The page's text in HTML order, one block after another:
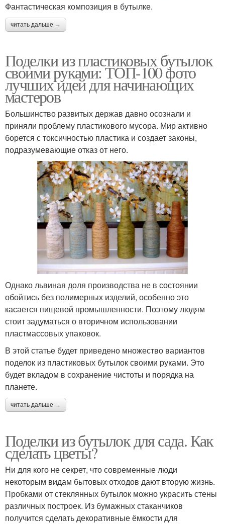
Фантастическая композиция в бутылке.
читать дальше →
Поделки из пластиковых бутылок
своими руками: ТОП-100 фото
лучших идей для начинающих
мастеров
Большинство развитых держав давно осознали и
приняли проблему пластикового мусора. Мир активно
борется с токсичностью пластика и создает законы,
подразумевающие отказ от него.
Однако львиная доля производства не в состоянии
обойтись без полимерных изделий, особенно это
касается пищевой промышленности. Поэтому людям
стоит задуматься о вторичном использовании
пластмассовых упаковок.
В этой статье будет приведено множество вариантов
поделок из пластиковых бутылок своими руками. Это
будет вкладом в сохранение чистоты и порядка на
планете.
читать дальше →
Поделки из бутылок для сада. Как
сделать цветы?
Ни для кого не секрет, что современные люди
некоторым видам бытовых отходов дают вторую жизнь.
Пробками от стеклянных бутылок можно украсить стены
различных построек. Из бумажных стаканчиков
получится сделать декоративные ёмкости для